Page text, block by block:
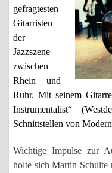
gefragtesten
Gitarristen
der
Jazzszene
zwischen
Rhein und
Ruhr. Mit seinem
Instrumentalist“
Schnittstellen von
Wichtige Impulse zur
holte sich Martin Schulte